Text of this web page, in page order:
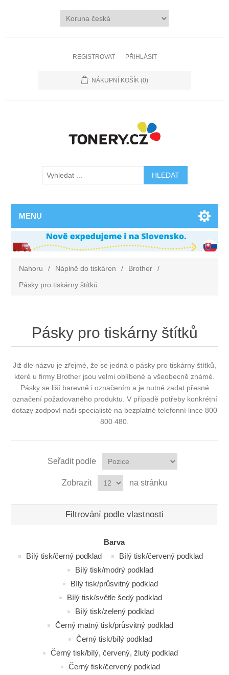
REGISTROVAT PŘIHLÁSIT
NÁKUPNÍ KOŠÍK (0)
MENU
Nahoru / Náplně do tiskáren / Brother
/
Pásky pro tiskárny štítků
Pásky pro tiskárny štítků
Již dle názvu je zřejmé, že se jedná o pásky pro tiskárny štítků,
které u firmy Brother jsou velmi oblíbené a všeobecně známé.
Pásky se liší barevně i označením a je nutné zadat přesné
označení požadovaného produktu. V případě potřeby konkrétní
dotazy zodpoví naši specialisté na bezplatné telefonní lince 800
800 480.
Seřadit podle
Zobrazit na stránku
Filtrování podle vlastnosti
Barva
Bílý tisk/černý podklad
Bílý tisk/červený podklad
Bílý tisk/modrý podklad
Bílý tisk/průsvitný podklad
Bílý tisk/světle šedý podklad
Bílý tisk/zelený podklad
Černý matný tisk/průsvitný podklad
Černý tisk/bílý podklad
Černý tisk/bílý, červený, žlutý podklad
Černý tisk/červený podklad